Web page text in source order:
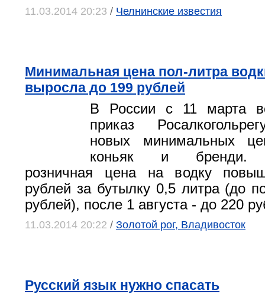
11.03.2014 20:23 / Челнинские известия
Минимальная цена пол-литра
выросла до 199 рублей
В России с 11 марта
приказ
новых минимальных
коньяк и бренди.
розничная цена на водку
рублей за бутылку 0,5 литра (до
рублей), после 1 августа - до 220
11.03.2014 20:22 / Золотой рог, Владивосток
Русский язык нужно спасать